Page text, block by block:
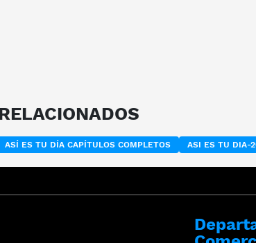
ASÍ ES TU DÍA CAPÍTULOS COMPLETOS ASI ES TU DIA-